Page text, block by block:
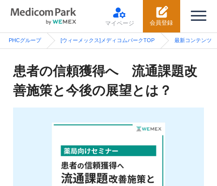
会員登録
マイページ
PHCグループ [ウィーメックス]メディコムパークTOP 最新コンテンツ
患者の信頼獲得へ 流通課題改
善施策と今後の展望とは？